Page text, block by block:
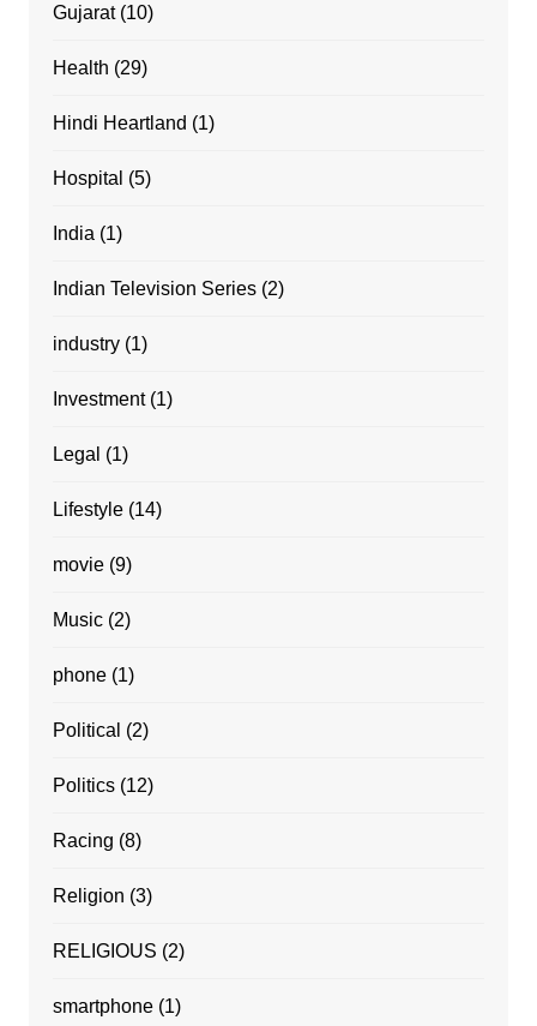
Gujarat(10)
Health (29)
Hindi Heartland (1)
Hospital (5)
India (1)
Indian Television Series(2)
industry(1)
Investment(1)
Legal (1)
Lifestyle(14)
movie(9)
Music(2)
phone(1)
Political (2)
Politics(12)
Racing (8)
Religion (3)
RELIGIOUS (2)
smartphone(1)